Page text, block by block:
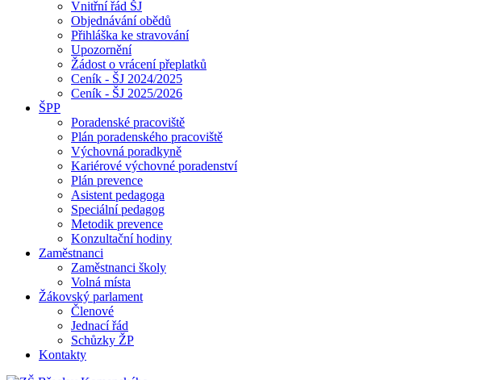
Vnitřní řád ŠJ
Objednávání obědů
Přihláška ke stravování
Upozornění
Žádost o vrácení přeplatků
Ceník - ŠJ 2024/2025
Ceník - ŠJ 2025/2026
ŠPP
Poradenské pracoviště
Plán poradenského pracoviště
Výchovná poradkyně
Kariérové výchovné poradenství
Plán prevence
Asistent pedagoga
Speciální pedagog
Metodik prevence
Konzultační hodiny
Zaměstnanci
Zaměstnanci školy
Volná místa
Žákovský parlament
Členové
Jednací řád
Schůzky ŽP
Kontakty